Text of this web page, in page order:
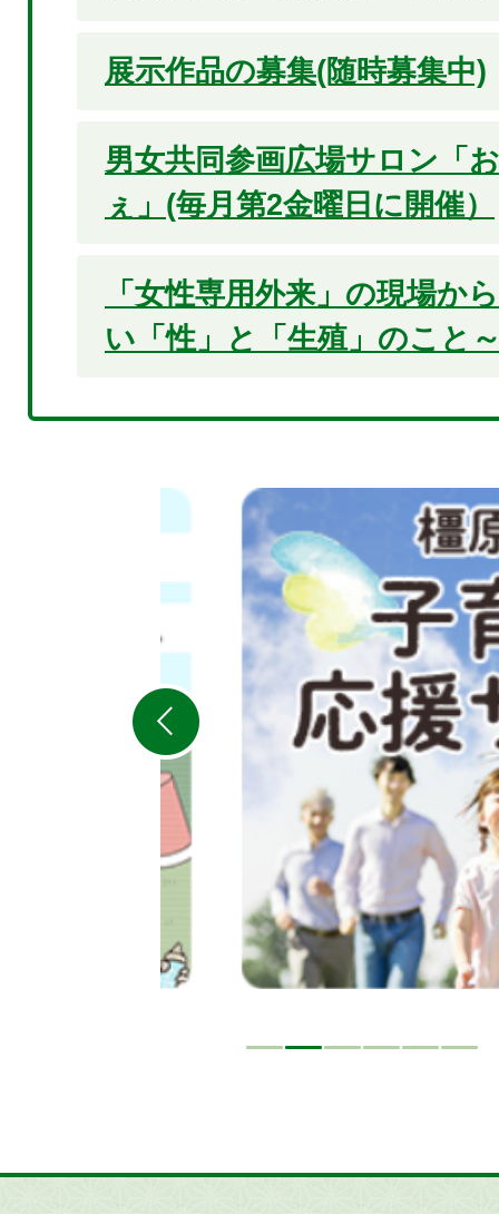
展示作品の募集(随時募集中)
男女共同参画広場サロン「
ぇ」(毎月第2金曜日に開催）
「女性専用外来」の現場か
い「性」と「生殖」のこと
目
ス
ラ
イ
ド